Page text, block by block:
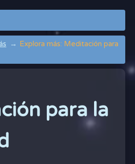
Explora más: Meditación para
para la